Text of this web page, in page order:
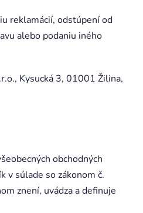
reklamácií, odstúpení od
alebo podaniu iného
Kysucká 3, 01001 Žilina,
obchodných
v súlade so zákonom č.
znení, uvádza a definuje